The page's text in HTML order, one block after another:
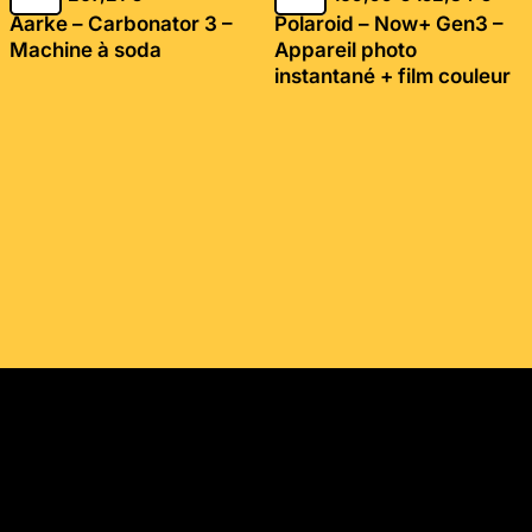
Aarke – Carbonator 3 –
Machine à soda
Polaroid – Now+ Gen3 –
Appareil photo
instantané + film couleur